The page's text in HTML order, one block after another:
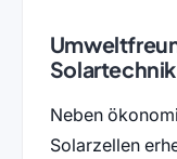
Solartechnik
Neben
Solarzellen